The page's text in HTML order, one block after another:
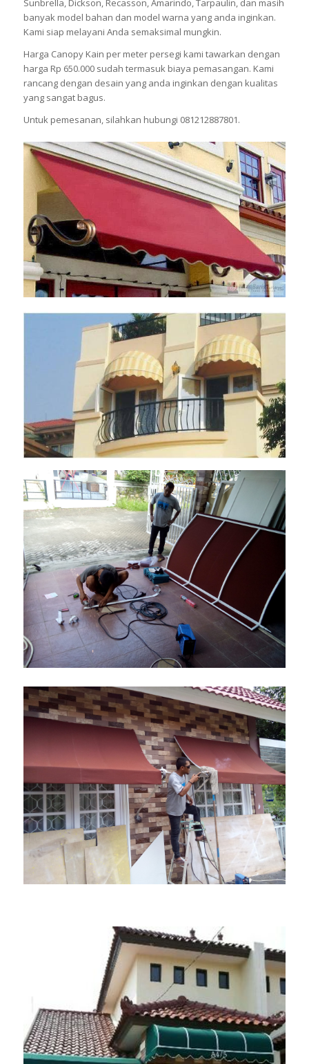
Sunbrella, Dickson, Recasson, Amarindo, Tarpaulin, dan masih
banyak model bahan dan model warna yang anda inginkan.
Kami siap melayani Anda semaksimal mungkin.
Harga Canopy Kain per meter persegi kami tawarkan dengan
harga Rp 650.000 sudah termasuk biaya pemasangan. Kami
rancang dengan desain yang anda inginkan dengan kualitas
yang sangat bagus.
Untuk pemesanan, silahkan hubungi 081212887801.